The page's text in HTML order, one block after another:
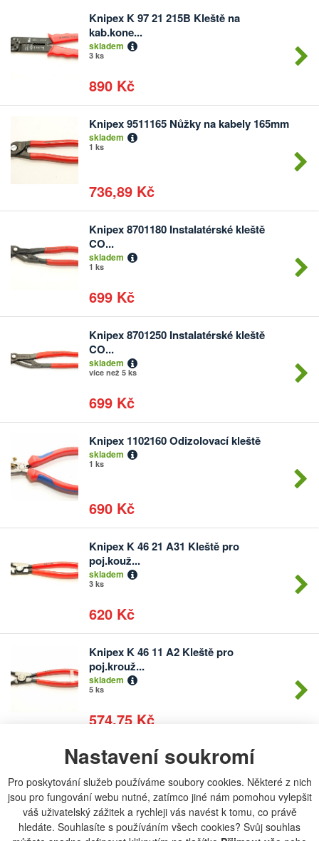
Nastavení soukromí
Pro poskytování služeb používáme soubory cookies. Některé z nich
jsou pro fungování webu nutné, zatímco jiné nám pomohou vylepšit
váš uživatelský zážitek a rychleji vás navést k tomu, co právě
hledáte. Souhlasíte s používáním všech cookies? Svůj souhlas
Knipex K 97 21 215B Kleště na
kab.kone...
skladem
3 ks
890 Kč
Počet
kusů
Knipex 9511165 Nůžky na kabely 165mm
skladem
1 ks
736,89 Kč
Počet
kusů
Knipex 8701180 Instalatérské kleště
CO...
skladem
1 ks
699 Kč
Počet
Knipex 8701250 Instalatérské kleště
CO...
skladem
více než 5 ks
699 Kč
Počet
Knipex 1102160 Odizolovací kleště
skladem
1 ks
690 Kč
Počet
kusů
Knipex K 46 21 A31 Kleště pro
poj.kouž...
skladem
3 ks
620 Kč
Počet
kusů
Knipex K 46 11 A2 Kleště pro
poj.krouž...
skladem
5 ks
574,75 Kč
Počet
kusů
Knipex 4621A21 Kleště pro poj.kroužky
skladem
1 ks
570 Kč
Počet